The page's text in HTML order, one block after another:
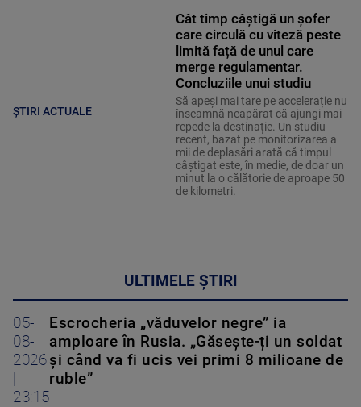
ȘTIRI ACTUALE
Cât timp câștigă un șofer
care circulă cu viteză peste
limită față de unul care
merge regulamentar.
Concluziile unui studiu
Să apeși mai tare pe accelerație nu
înseamnă neapărat că ajungi mai
repede la destinație. Un studiu
recent, bazat pe monitorizarea a
mii de deplasări arată că timpul
câștigat este, în medie, de doar un
minut la o călătorie de aproape 50
de kilometri.
ULTIMELE ȘTIRI
05-
08-
2026
|
23:15
Escrocheria „văduvelor negre” ia
amploare în Rusia. „Găsește-ți un soldat
și când va fi ucis vei primi 8 milioane de
ruble”